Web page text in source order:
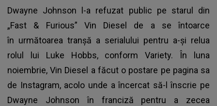
Dwayne Johnson l-a refuzat public pe starul din
„Fast & Furious” Vin Diesel de a se întoarce
în următoarea tranșă a serialului pentru a-și relua
rolul lui Luke Hobbs, conform Variety. În luna
noiembrie, Vin Diesel a făcut o postare pe pagina sa
de Instagram, acolo unde a încercat să-l înscrie pe
Dwayne Johnson în franciză pentru a zecea